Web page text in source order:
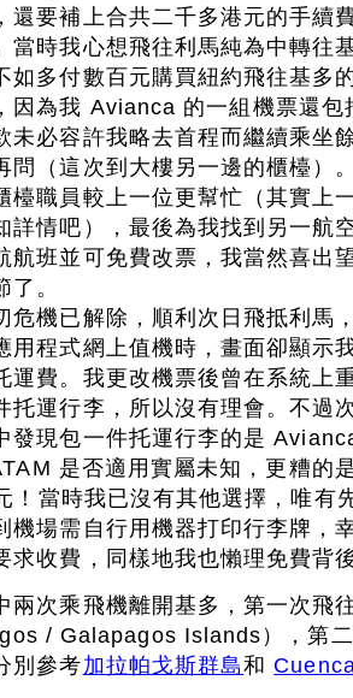
還要補上合共二千多港元的手續
當時我心想飛往利馬純為中轉往
如多付數百元購買紐約飛往基多
因為我 Avianca 的一組機票還包
未必容許我略去首程而繼續乘坐
問（這次到大樓另一邊的櫃檯）。
檯職員較上一位更幫忙（其實上
詳情吧），最後為我找到另一航
航班並可免費改票，我當然喜出
了。
危機已解除，順利次日飛抵利馬
用程式網上值機時，畫面卻顯示
運費。我更改機票後曾在系統上
托運行李，所以沒有理會。不過
發現包一件托運行李的是
是否適用實屬未知，更糟的
！當時我已沒有其他選擇，唯有
機場需自行用機器打印行李牌，
求收費，同樣地我也懶理免費背
兩次乘飛機離開基多，第一次飛
/ Galapagos Islands），第
別參考加拉帕戈斯群島和